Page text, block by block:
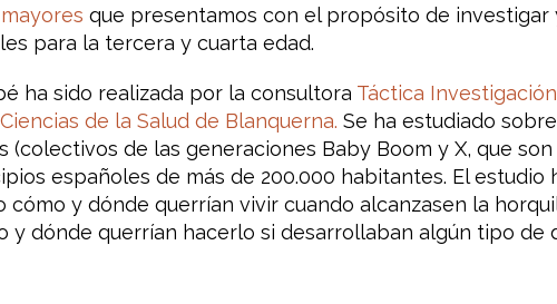
que presentamos con el propósito de investigar
para la tercera y cuarta edad.
ha sido realizada por la consultora Táctica
de la Salud de Blanquerna. Se ha estudiado
(colectivos de las generaciones Baby Boom y X, que
españoles de más de 200.000 habitantes. El estudio
cómo y dónde querrían vivir cuando alcanzasen la
y dónde querrían hacerlo si desarrollaban algún tipo de